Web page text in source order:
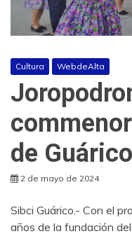
Cultura WebdeAlta
de Guárico
2 de mayo de 2024
Sibci Guárico.- Con el
años de la fundación